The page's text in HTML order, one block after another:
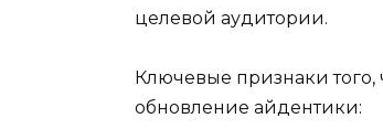
целевой аудитории.
Ключевые признаки
обновление айдентики: